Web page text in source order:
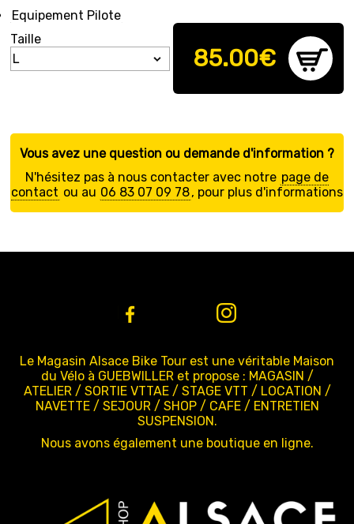
Equipement Pilote
Taille
85.00€
Vous avez une question ou demande d'information ?
N'hésitez pas à nous contacter avec notre page de
contact ou au 06 83 07 09 78, pour plus d'informations
Le Magasin Alsace Bike Tour est une véritable Maison
du Vélo à GUEBWILLER et propose : MAGASIN /
ATELIER / SORTIE VTTAE / STAGE VTT / LOCATION /
NAVETTE / SEJOUR / SHOP / CAFE / ENTRETIEN
SUSPENSION.
Nous avons également une boutique en ligne.